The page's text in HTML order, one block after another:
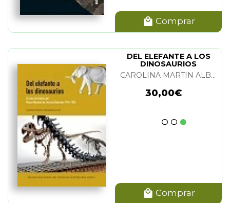
Comprar
DEL ELEFANTE A LOS
DINOSAURIOS
CAROLINA MARTIN ALBALADEJO
30,00€
Comprar